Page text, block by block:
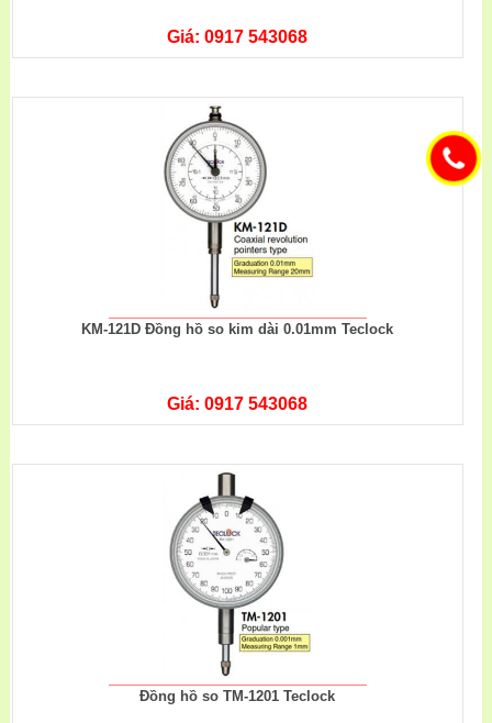
Giá: 0917 543068
KM-121D Đồng hồ so kim dài 0.01mm Teclock
Giá: 0917 543068
Đồng hồ so TM-1201 Teclock